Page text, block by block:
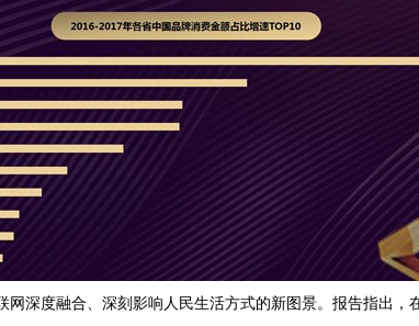
深度融合、深刻影响人民生活方式的新图景。报告指出，